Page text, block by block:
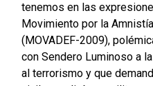
tenemos en las
Movimiento por la
(MOVADEF-2009),
con Sendero Luminoso a
al terrorismo y que